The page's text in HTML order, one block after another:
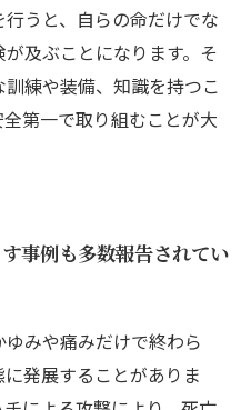
うと、自らの命だけでな
及ぶことになります。そ
練や装備、知識を持つこ
第一で取り組むことが大
事例も多数報告されてい
みや痛みだけで終わら
発展することがありま